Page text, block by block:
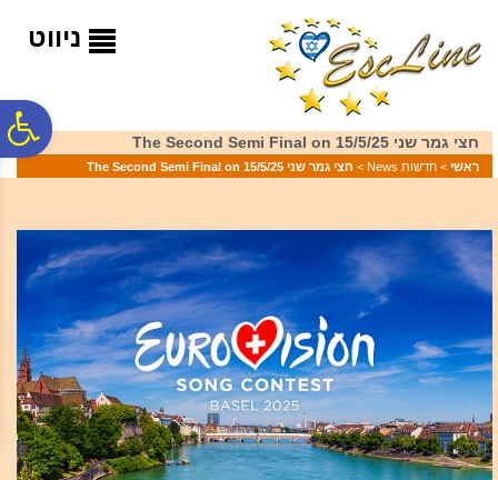
המרכזי
ניווט
חצי גמר שני 15/5/25 The Second Semi Final on
ראשי > חדשות News > חצי גמר שני 15/5/25 The Second Semi Final on